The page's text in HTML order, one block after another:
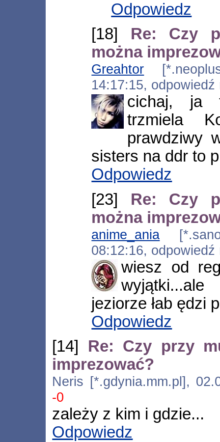
Odpowiedz
[18] Re: Czy
można
Greahtor
14:17:15,
cichaj, ja
trzmiela
prawdziwy
sisters na ddr to
Odpowiedz
[23] Re: Czy
można
anime_ania
08:12:16,
wiesz od
jeziorze łab ędzi
Odpowiedz
[14] Re: Czy przy
imprezować?
Neris [*.gdynia.mm.pl],
-0
zależy z kim i gdzie...
Odpowiedz